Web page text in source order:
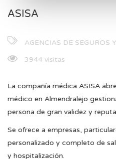
ASISA
AGENCIAS DE SEGUROS
3944 visitas
La compañía médica ASISA
médico en Almendralejo
persona de gran validez y
Se ofrece a empresas,
personalizado y completo de
y hospitalización.